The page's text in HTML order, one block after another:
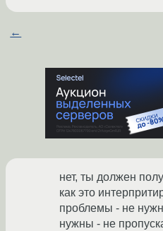
←
нет, ты должен
как это
проблемы - не
нужны - не